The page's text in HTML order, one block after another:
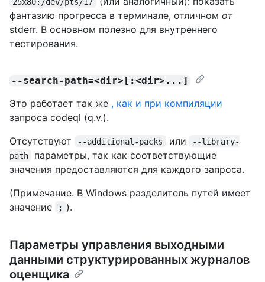
фантазию прогресса в терминале, отличном от
stderr. В основном полезно для внутреннего
тестирования.
--search-path=<dir>[:<dir>...]
Это работает так же , как и при компиляции
запроса codeql (q.v.).
Отсутствуют
--additional-packs или
--library-
path
параметры, так как соответствующие
значения предоставляются для каждого запроса.
(Примечание. В Windows разделитель путей имеет
значение
; ).
Параметры управления выходными
данными структурированных журналов
оценщика